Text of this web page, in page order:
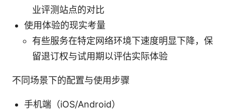
业评测站点的对比
使用体验的现实考量
有些服务在特定网络环境下速度明显下降，保
留退订权与试用期以评估实际体验
不同场景下的配置与使用步骤
手机端（iOS/Android）